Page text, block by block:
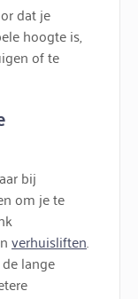
dat je
hoogte is,
of te
bij
om je te
verhuisliften.
lange